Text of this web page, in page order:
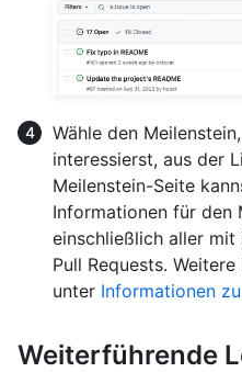
Wähle den
interessierst, aus der
Meilenstein-Seite
Informationen für den
einschließlich aller mit
Pull Requests.
unter Informationen
Weiterführende